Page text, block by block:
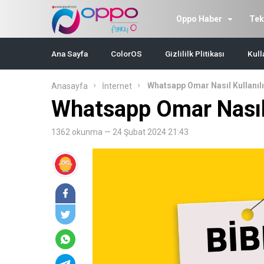
Oppo Haber
Ana Sayfa ColorOS Gizlililk Plitikası
Anasayfa İnternet Whatsapp Omar Nasıl
Whatsapp Omar
1362 okunma — 24 Şubat 2024 21:43